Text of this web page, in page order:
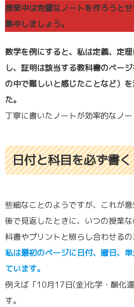
授業中は完璧なノートを作ろうと
集中しましょう。
数学を例にすると、私は定義、定
し、証明は該当する教科書のペー
の中で難しいと感じたことなど）
た。
丁寧に書いたノートが効率的なノー
日付と科目を必ず書く
些細なことのようですが、これが意
後で見返したときに、いつの授業
科書やプリントと照らし合わせるの
私は最初のページに日付、曜日、
ています。
例えば「10月17日(金)化学・酸化
す。